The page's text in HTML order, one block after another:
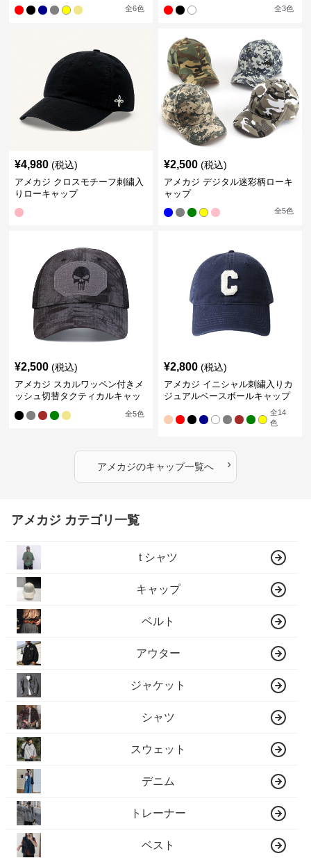
全6色 全3色
¥4,980 (税込)
アメカジ クロスモチーフ刺繍入
りローキャップ
¥2,500 (税込)
アメカジ デジタル迷彩柄ローキ
ャップ
全5色
¥2,500 (税込)
アメカジ スカルワッペン付きメ
ッシュ切替タクティカルキャッ
全5色
¥2,800 (税込)
アメカジ イニシャル刺繍入りカ
ジュアルベースボールキャップ
全14
色
アメカジのキャップ一覧へ ›
アメカジ カテゴリ一覧
t シャツ
キャップ
ベルト
アウター
ジャケット
シャツ
スウェット
デニム
トレーナー
ベスト